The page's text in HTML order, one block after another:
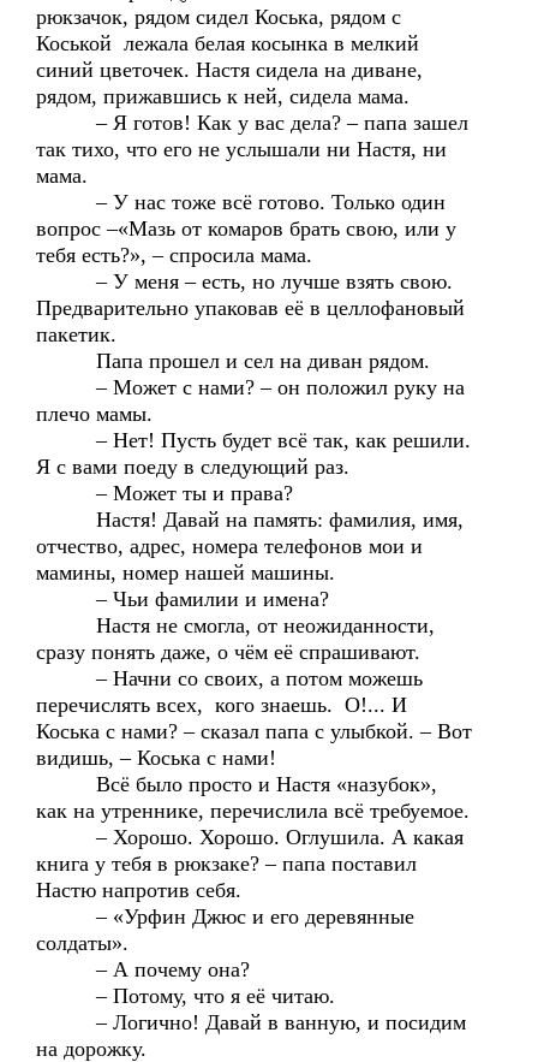
рюкзачок, рядом сидел Коська, рядом с
Коськой лежала белая косынка в мелкий
синий цветочек. Настя сидела на диване,
рядом, прижавшись к ней, сидела мама.
– Я готов! Как у вас дела? – папа зашел
так тихо, что его не услышали ни Настя, ни
мама.
– У нас тоже всё готово. Только один
вопрос –«Мазь от комаров брать свою, или у
тебя есть?», – спросила мама.
– У меня – есть, но лучше взять свою.
Предварительно упаковав её в целлофановый
пакетик.
Папа прошел и сел на диван рядом.
– Может с нами? – он положил руку на
плечо мамы.
– Нет! Пусть будет всё так, как решили.
Я с вами поеду в следующий раз.
– Может ты и права?
Настя! Давай на память: фамилия, имя,
отчество, адрес, номера телефонов мои и
мамины, номер нашей машины.
– Чьи фамилии и имена?
Настя не смогла, от неожиданности,
сразу понять даже, о чём её спрашивают.
– Начни со своих, а потом можешь
перечислять всех, кого знаешь. О!... И
Коська с нами? – сказал папа с улыбкой. – Вот
видишь, – Коська с нами!
Всё было просто и Настя «назубок»,
как на утреннике, перечислила всё требуемое.
– Хорошо. Хорошо. Оглушила. А какая
книга у тебя в рюкзаке? – папа поставил
Настю напротив себя.
– «Урфин Джюс и его деревянные
солдаты».
– А почему она?
– Потому, что я её читаю.
– Логично! Давай в ванную, и посидим
на дорожку.